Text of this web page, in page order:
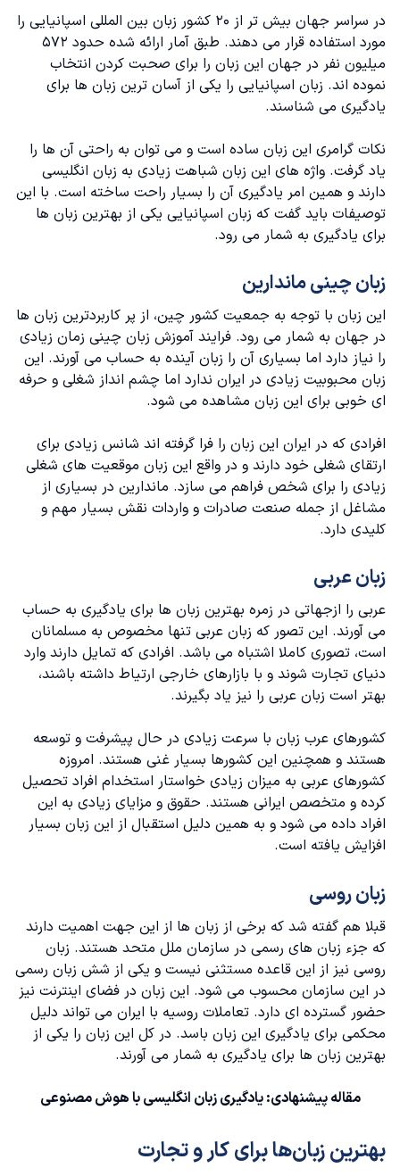
در سراسر جهان بیش تر از ۲۰ کشور زبان بین المللی اسپانیایی را
مورد استفاده قرار می دهند. طبق آمار ارائه شده حدود ۵۷۲
میلیون نفر در جهان این زبان را برای صحبت کردن انتخاب
نموده اند. زبان اسپانیایی را یکی از آسان ترین زبان ها برای
یادگیری می شناسند.
نکات گرامری این زبان ساده است و می توان به راحتی آن ها را
یاد گرفت. واژه های این زبان شباهت زیادی به زبان انگلیسی
دارند و همین امر یادگیری آن را بسیار راحت ساخته است. با این
توصیفات باید گفت که زبان اسپانیایی یکی از بهترین زبان ها
برای یادگیری به شمار می رود.
زبان چینی ماندارین
این زبان با توجه به جمعیت کشور چین، از پر کاربردترین زبان‌ ها
در جهان به شمار می رود. فرایند آموزش زبان چینی زمان زیادی
را نیاز دارد اما بسیاری آن را زبان آینده به حساب می آورند. این
زبان محبوبیت زیادی در ایران ندارد اما چشم‌ انداز شغلی و حرفه
ای خوبی برای این زبان مشاهده می شود.
افرادی که در ایران این زبان‌ را فرا گرفته اند شانس زیادی برای
ارتقای شغلی خود دارند و در واقع این زبان موقعیت های شغلی
زیادی را برای شخص فراهم می سازد. ماندارین در بسیاری از
مشاغل از جمله صنعت صادرات و واردات نقش بسیار مهم و
کلیدی دارد.
زبان عربی
عربی را ازجهاتی در زمره بهترین زبان ها برای یادگیری به حساب
می آورند. این تصور که زبان عربی تنها مخصوص به مسلمانان
است، تصوری کاملا اشتباه می باشد. افرادی که تمایل دارند وارد
دنیای تجارت شوند و با بازارهای خارجی ارتیاط داشته باشند،
بهتر است زبان عربی را نیز یاد بگیرند.
کشورهای عرب زبان با سرعت زیادی در حال پیشرفت و توسعه
هستند و همچنین این کشورها بسیار غنی هستند. امروزه
کشورهای عربی به میزان زیادی خواستار استخدام افراد تحصیل
کرده و متخصص ایرانی هستند. حقوق و مزایای زیادی به این
افراد داده می شود و به همین دلیل استقبال از این زبان بسیار
افزایش یافته است.
زبان روسی
قبلا هم گفته شد که برخی از زبان‌ ها از این جهت اهمیت دارند
که جزء زبان‌ های رسمی در سازمان ملل متحد هستند. زبان‌
روسی نیز از این قاعده مستثنی نیست و یکی از شش زبان رسمی
در این سازمان محسوب می شود. این زبان در فضای اینترنت نیز
حضور گسترده ای دارد. تعاملات روسیه با ایران می تواند دلیل
محکمی برای یادگیری این زبان باسد. در کل این زبان را یکی از
بهترین زبان ها برای یادگیری به شمار می آورند.
مقاله پیشنهادی:یادگیری زبان انگلیسی با هوش مصنوعی
بهترین زبان‌ها برای کار و تجارت